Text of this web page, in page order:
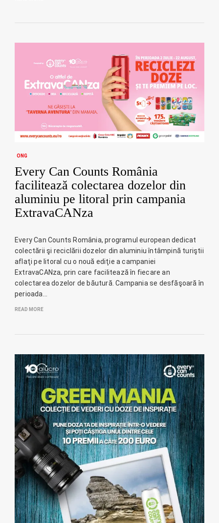
ONG
Every Can Counts România
facilitează colectarea dozelor din
aluminiu pe litoral prin campania
ExtravaCANza
Every Can Counts România, programul european dedicat
colectării şi reciclării dozelor din aluminiu întâmpină turiştii
aflaţi pe litoral cu o nouă ediţie a campaniei
ExtravaCANza, prin care facilitează în fiecare an
colectarea dozelor de băutură. Campania se desfăşoară în
perioada…
READ MORE